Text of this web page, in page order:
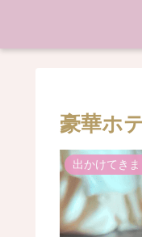
豪華ホ
出かけてきま